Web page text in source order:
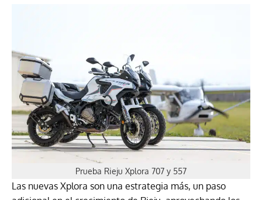
Prueba Rieju Xplora 707 y 557
Las nuevas Xplora son una estrategia más, un paso